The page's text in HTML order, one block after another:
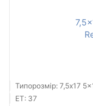
Типорозмір: 7,5x17
ET: 37